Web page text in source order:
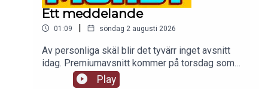
Ett meddelande
01:09 | söndag 2 augusti 2026
Av personliga skäl blir det tyvärr inget avsnitt
idag. Premiumavsnitt kommer på torsdag som
planerat.
Play